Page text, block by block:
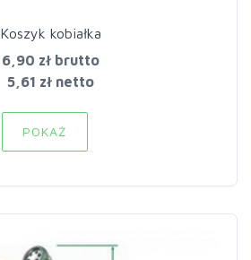
Koszyk kobiałka
6,90 złbrutto
5,61 zł netto
POKAŻ